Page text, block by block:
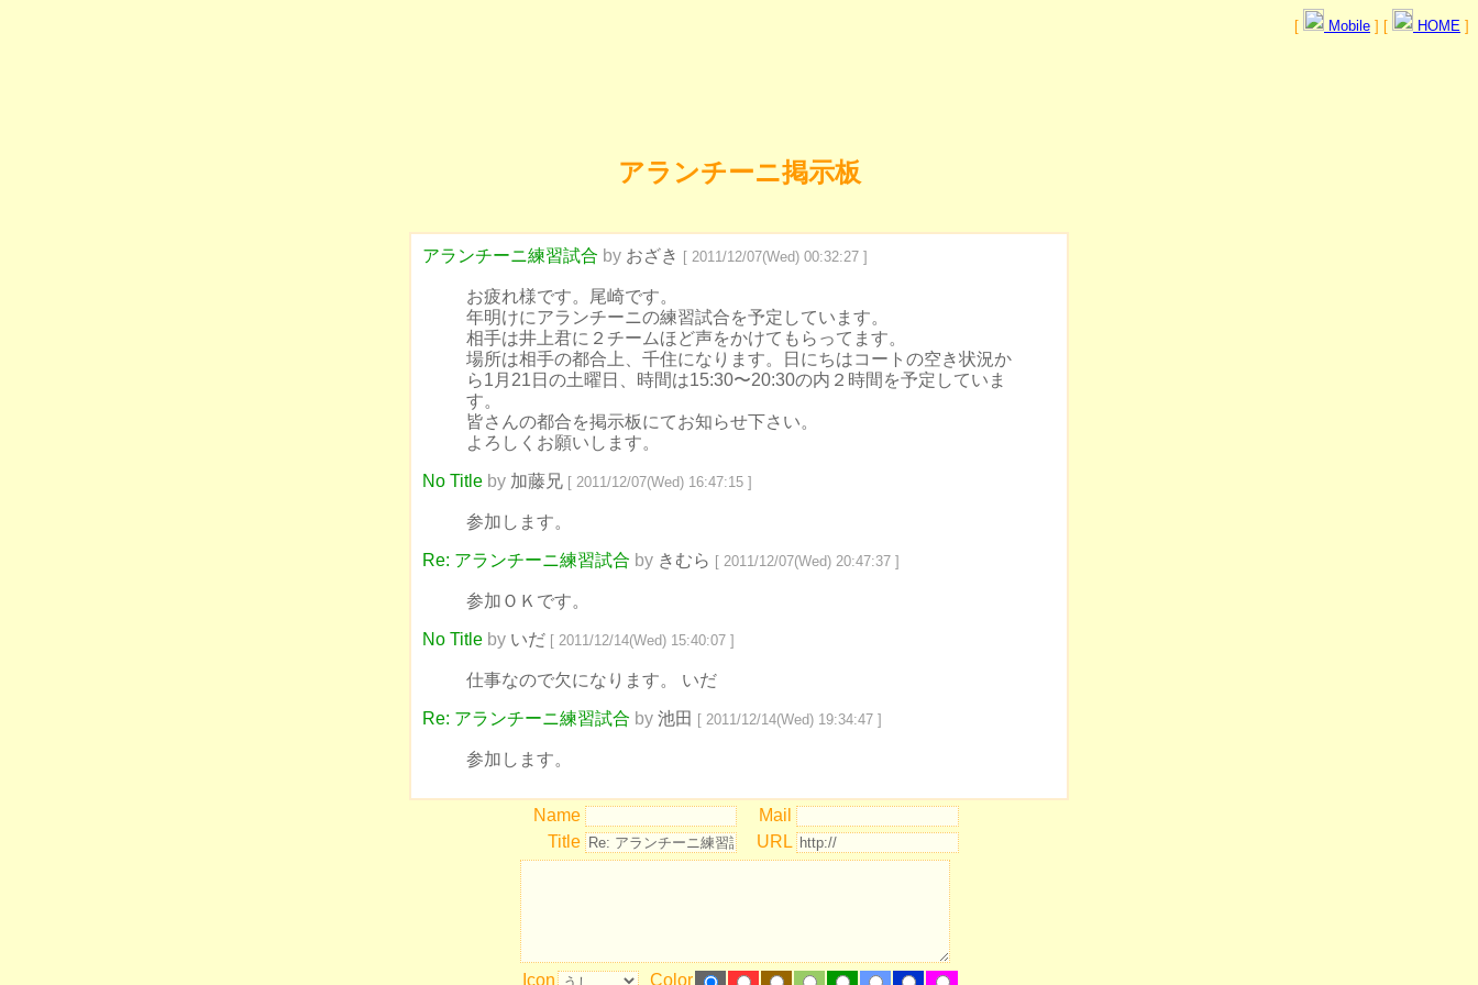
[ Mobile ] [ HOME ]
アランチーニ掲示板
アランチーニ練習試合 by おざき [ 2011/12/07(Wed) 00:32:27 ]
お疲れ様です。尾崎です。
年明けにアランチーニの練習試合を予定しています。
相手は井上君に２チームほど声をかけてもらってます。
場所は相手の都合上、千住になります。日にちはコートの空き状況か
ら1月21日の土曜日、時間は15:30〜20:30の内２時間を予定していま
す。
皆さんの都合を掲示板にてお知らせ下さい。
よろしくお願いします。
No Title by 加藤兄 [ 2011/12/07(Wed) 16:47:15 ]
参加します。
Re: アランチーニ練習試合 by きむら [ 2011/12/07(Wed) 20:47:37 ]
参加ＯＫです。
No Title by いだ [ 2011/12/14(Wed) 15:40:07 ]
仕事なので欠になります。 いだ
Re: アランチーニ練習試合 by 池田 [ 2011/12/14(Wed) 19:34:47 ]
参加します。
Name
Mail
Title
URL
Icon Color